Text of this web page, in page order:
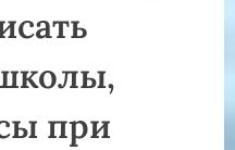
при